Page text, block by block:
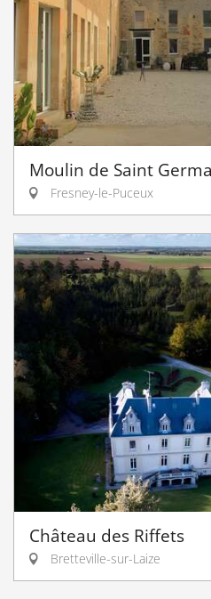
Moulin de Saint
Fresney-le-Puceux
Château des Riffets
Bretteville-sur-Laize